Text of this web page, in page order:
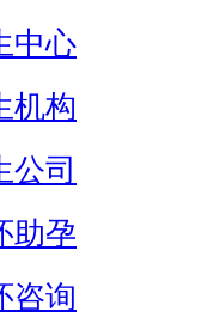
中心
机构
公司
助孕
咨询